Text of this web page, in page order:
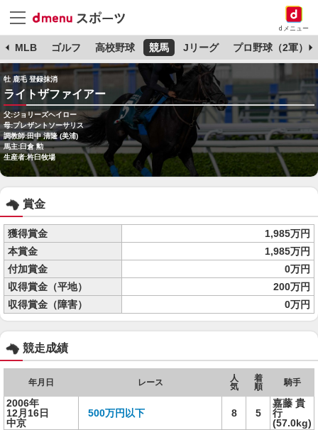
dメニュー
MLB ゴルフ 高校野球 競馬 Jリーグ プロ野球（2軍）
牡 鹿毛 登録抹消
ライトザファイアー
父:ジョリーズヘイロー
母:プレザントソーサリス
調教師:田中 清隆 (美浦)
馬主:臼倉 勲
生産者:杵臼牧場
賞金
獲得賞金
1,985万円
本賞金
1,985万円
付加賞金
0万円
収得賞金（平地）
200万円
収得賞金（障害）
0万円
競走成績
年月日 レース
人
気
着
順
騎手
2006年
12月16日
中京
500万円以下 8 5
嘉藤 貴
行
(57.0kg)